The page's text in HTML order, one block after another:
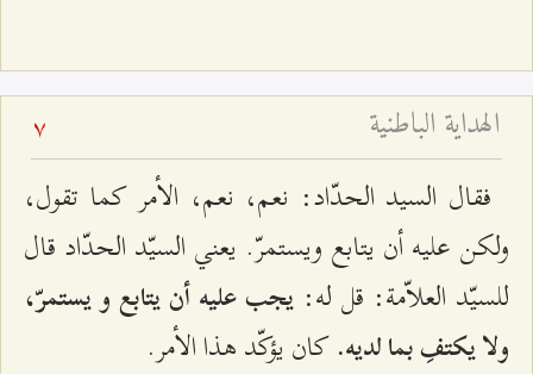
الهداية الباطنية 7
فقال السيد الحدّاد: نعم، نعم، الأمر كما تقول،
ولكن عليه أن يتابع ويستمرّ. يعني السيّد الحدّاد قال
للسيّد العلاّمة: قل له: يجب عليه أن يتابع و يستمرّ،
ولا يكتفِ بما لديه.كان يؤكّد هذا الأمر.